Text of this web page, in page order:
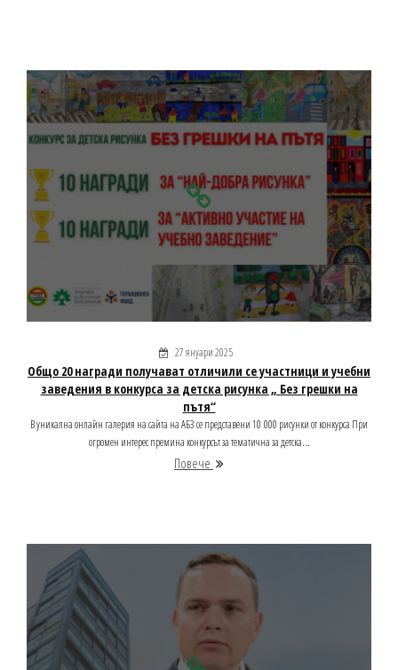
27 януари 2025
Общо 20 награди получават отличили се участници и учебни
заведения в конкурса за детска рисунка „ Без грешки на
пътя“
В уникална онлайн галерия на сайта на АБЗ се представени 10 000 рисунки от конкурса При
огромен интерес премина конкурсът за тематична за детска...
Повече